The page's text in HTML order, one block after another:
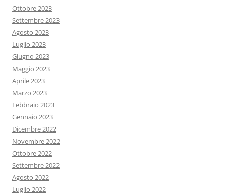
Ottobre 2023
Settembre 2023
Agosto 2023
Luglio 2023
Giugno 2023
Maggio 2023
Aprile 2023
Marzo 2023
Febbraio 2023
Gennaio 2023
Dicembre 2022
Novembre 2022
Ottobre 2022
Settembre 2022
Agosto 2022
Luglio 2022